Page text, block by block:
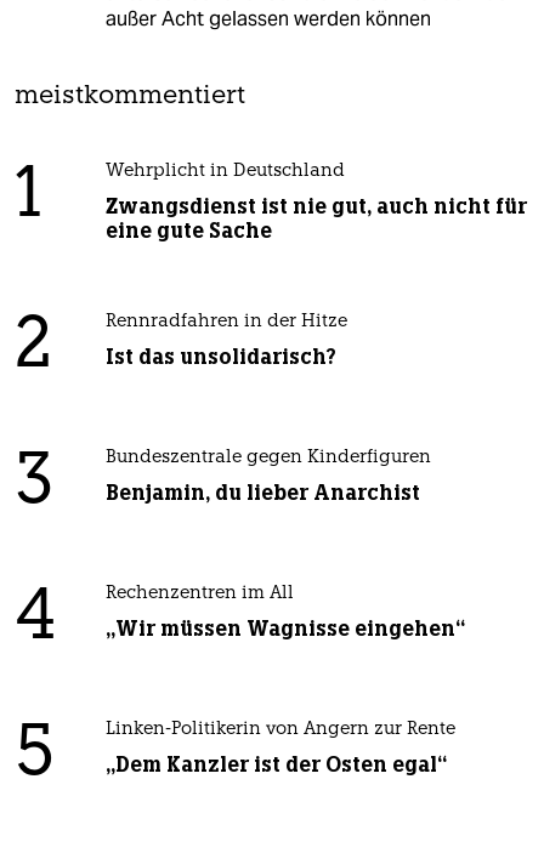
außer Acht gelassen werden können
meistkommentiert
1 Wehrplicht in Deutschland
Zwangsdienst ist nie gut, auch nicht für
eine gute Sache
2 Rennradfahren in der Hitze
Ist das unsolidarisch?
3 Bundeszentrale gegen Kinderfiguren
Benjamin, du lieber Anarchist
4 Rechenzentren im All
„Wir müssen Wagnisse eingehen“
5 Linken-Politikerin von Angern zur Rente
„Dem Kanzler ist der Osten egal“